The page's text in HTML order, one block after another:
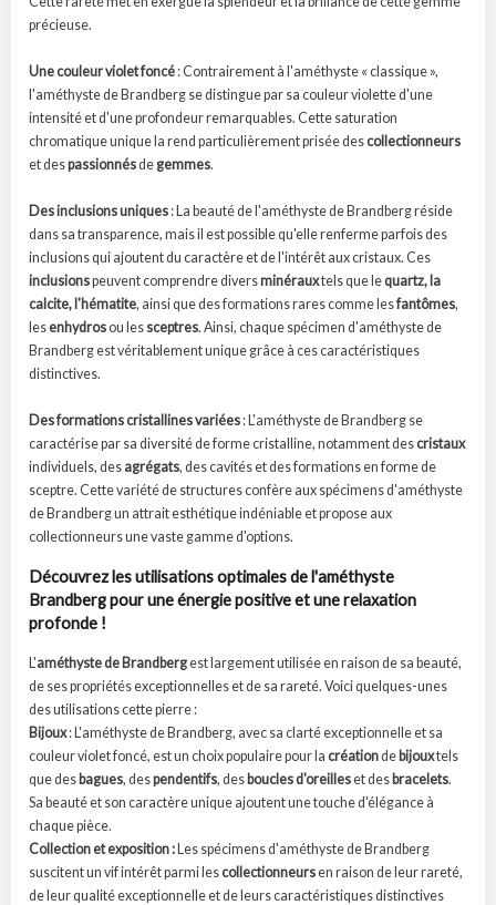
précieuse.
Une couleur violet foncé : Contrairement à l'améthyste « classique »,
l'améthyste de Brandberg se distingue par sa couleur violette d'une
intensité et d'une profondeur remarquables. Cette saturation
chromatique unique la rend particulièrement prisée des collectionneurs
et despassionnésde gemmes.
Des inclusions uniques : La beauté de l'améthyste de Brandberg réside
dans sa transparence, mais il est possible qu'elle renferme parfois des
inclusions qui ajoutent du caractère et de l'intérêt aux cristaux. Ces
inclusionspeuvent comprendre diversminérauxtels que lequartz, la
calcite, l'hématite, ainsi que des formations rares comme lesfantômes,
les enhydrosou les sceptres. Ainsi, chaque spécimen d'améthyste de
Brandberg est véritablement unique grâce à ces caractéristiques
distinctives.
Des formations cristallines variées : L'améthyste de Brandberg se
caractérise par sa diversité de forme cristalline, notamment des cristaux
individuels, des agrégats, des cavités et des formations en forme de
sceptre. Cette variété de structures confère aux spécimens d'améthyste
de Brandberg un attrait esthétique indéniable et propose aux
collectionneurs une vaste gamme d'options.
Découvrez les utilisations optimales de l'améthyste
Brandberg pour une énergie positive et une relaxation
profonde !
L'améthyste de Brandberg est largement utilisée en raison de sa beauté,
de ses propriétés exceptionnelles et de sa rareté. Voici quelques-unes
des utilisations cette pierre :
Bijoux: L'améthyste de Brandberg, avec sa clarté exceptionnelle et sa
couleur violet foncé, est un choix populaire pour la créationde bijouxtels
que des bagues, despendentifs, des boucles d'oreilles et des bracelets.
Sa beauté et son caractère unique ajoutent une touche d'élégance à
chaque pièce.
Collection et exposition : Les spécimens d'améthyste de Brandberg
suscitent un vif intérêt parmi les collectionneurs en raison de leur rareté,
de leur qualité exceptionnelle et de leurs caractéristiques distinctives